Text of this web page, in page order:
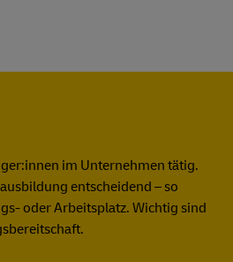
im Unternehmen tätig.
entscheidend – so
oder Arbeitsplatz. Wichtig sind